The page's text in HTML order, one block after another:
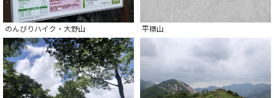
のんびりハイク・大野山 平標山